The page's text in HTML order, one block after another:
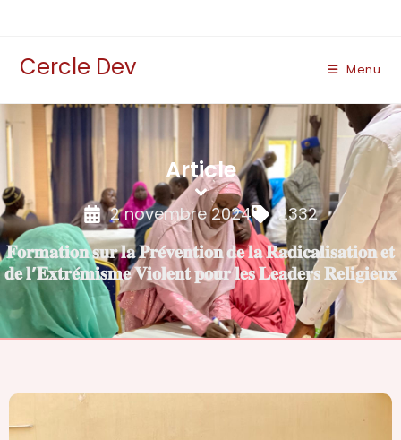
Cercle Dev Menu
Article
2 novembre 2024 2332
𝐅𝐨𝐫𝐦𝐚𝐭𝐢𝐨𝐧 𝐬𝐮𝐫 𝐥𝐚 𝐏𝐫𝐞́𝐯𝐞𝐧𝐭𝐢𝐨𝐧 𝐝𝐞 𝐥𝐚 𝐑𝐚𝐝𝐢𝐜𝐚𝐥𝐢𝐬𝐚𝐭𝐢𝐨𝐧 𝐞𝐭
𝐝𝐞 𝐥’𝐄𝐱𝐭𝐫𝐞́𝐦𝐢𝐬𝐦𝐞 𝐕𝐢𝐨𝐥𝐞𝐧𝐭 𝐩𝐨𝐮𝐫 𝐥𝐞𝐬 𝐋𝐞𝐚𝐝𝐞𝐫𝐬 𝐑𝐞𝐥𝐢𝐠𝐢𝐞𝐮𝐱